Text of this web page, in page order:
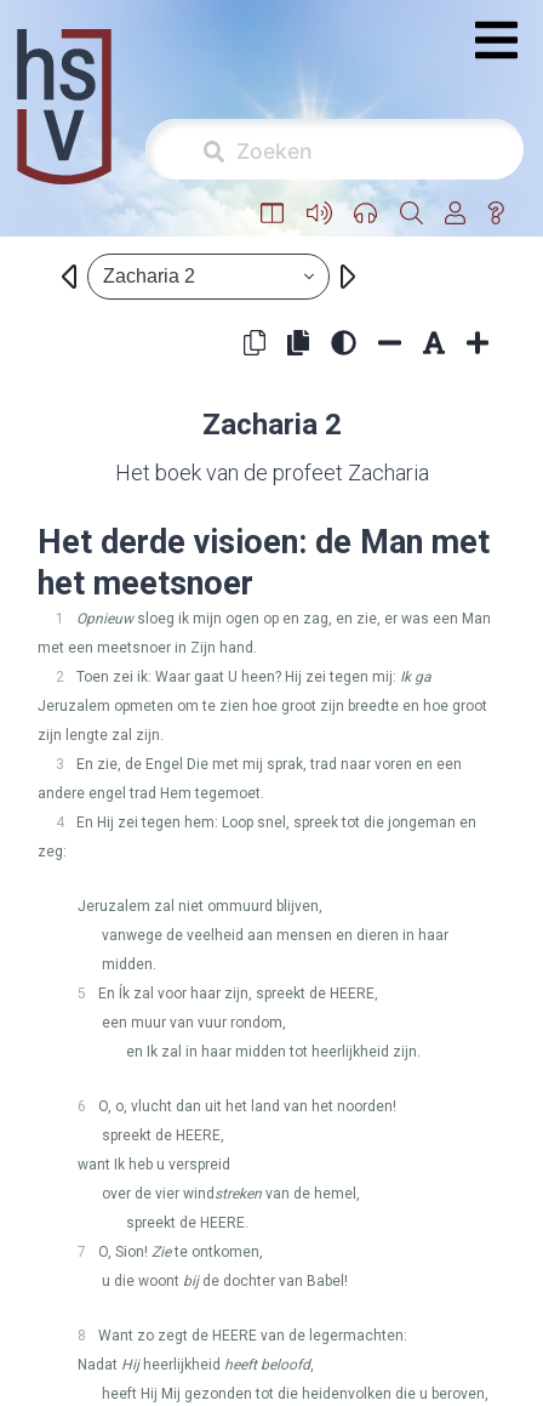
Zacharia 2
Zacharia 2
Het boek van de profeet Zacharia
Het derde visioen: de Man met
het meetsnoer
1 Opnieuwsloeg ik mijn ogen op en zag, en zie, er was een Man
met een meetsnoer in Zijn hand.
2
Toen zei ik: Waar gaat U heen? Hij zei tegen mij: Ik ga
Jeruzalem opmeten om te zien hoe groot zijn breedte en hoe groot
zijn lengte zal zijn.
3
En zie, de Engel Die met mij sprak, trad naar voren en een
andere engel trad Hem tegemoet.
4
En Hij zei tegen hem: Loop snel, spreek tot die jongeman en
zeg:
Jeruzalem zal niet ommuurd blijven,
vanwege de veelheid aan mensen en dieren in haar
midden.
5
En Ík zal voor haar zijn, spreekt de HEERE,
een muur van vuur rondom,
en Ik zal in haar midden tot heerlijkheid zijn.
6
O, o, vlucht dan uit het land van het noorden!
spreekt de HEERE,
want Ik heb u verspreid
over de vier wind streken van de hemel,
spreekt de HEERE.
7
O, Sion! Ziete ontkomen,
u die woont bijde dochter van Babel!
8 Want zo zegt de HEERE van de legermachten:
Nadat Hijheerlijkheid heeft beloofd,
heeft Hij Mij gezonden tot die heidenvolken die u beroven,